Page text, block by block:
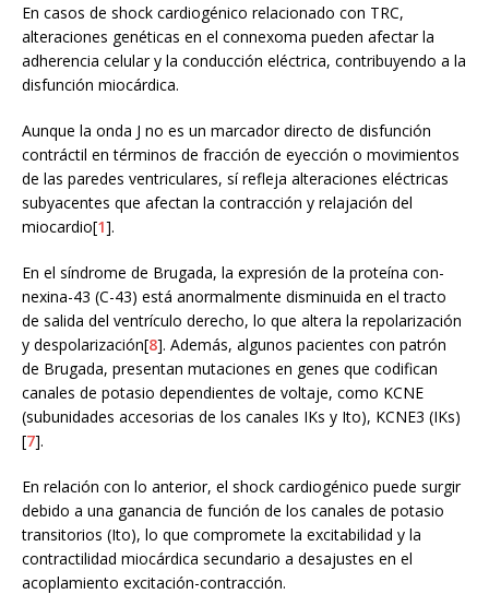
En casos de shock cardiogénico relacionado con TRC,
alteraciones genéticas en el connexoma pueden afectar la
adherencia celular y la conducción eléctrica, contribuyendo a la
disfunción miocárdica.
Aunque la onda J no es un marcador directo de disfunción
contráctil en términos de fracción de eyección o movimientos
de las paredes ventriculares, sí refleja alteraciones eléctricas
subyacentes que afectan la contracción y relajación del
miocardio[1].
En el síndrome de Brugada, la expresión de la proteína con-
nexina-43 (C-43) está anormalmente disminuida en el tracto
de salida del ventrículo derecho, lo que altera la repolarización
y despolarización[8]. Además, algunos pacientes con patrón
de Brugada, presentan mutaciones en genes que codifican
canales de potasio dependientes de voltaje, como KCNE
(subunidades accesorias de los canales IKs y Ito), KCNE3 (IKs)
[7].
En relación con lo anterior, el shock cardiogénico puede surgir
debido a una ganancia de función de los canales de potasio
transitorios (Ito), lo que compromete la excitabilidad y la
contractilidad miocárdica secundario a desajustes en el
acoplamiento excitación-contracción.